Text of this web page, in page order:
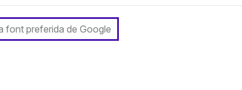
font preferida de Google